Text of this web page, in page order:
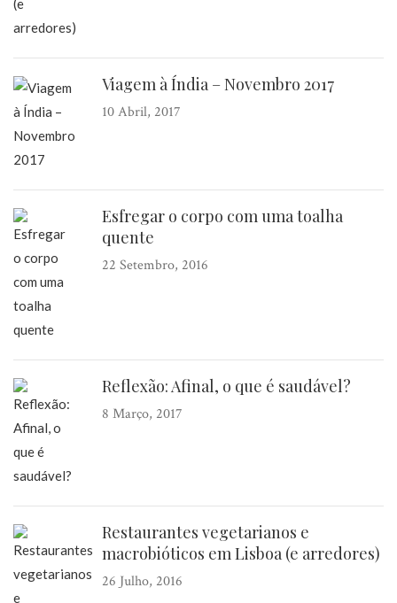
Viagem à Índia – Novembro 2017
10 Abril, 2017
Esfregar o corpo com uma toalha
quente
22 Setembro, 2016
Reflexão: Afinal, o que é saudável?
8 Março, 2017
Restaurantes vegetarianos e
macrobióticos em Lisboa (e arredores)
26 Julho, 2016